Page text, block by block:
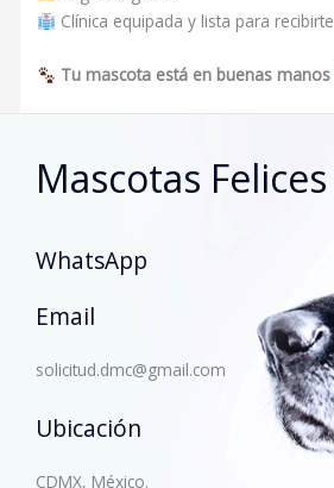
Clínica equipada y lista para recibirte
Tu mascota está en buenas manos
Mascotas Felices
WhatsApp
Email
solicitud.dmc@gmail.com
Ubicación
CDMX, México.